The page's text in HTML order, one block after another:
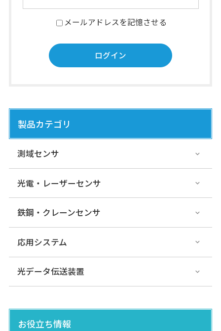
メールアドレスを記憶させる
製品カテゴリ
測域センサ
光電・レーザーセンサ
鉄鋼・クレーンセンサ
応用システム
光データ伝送装置
お役立ち情報